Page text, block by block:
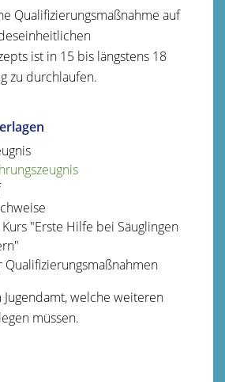
Qualifizierungsmaßnahme auf
ist in 15 bis längstens 18
zu durchlaufen.
"Erste Hilfe bei Säuglingen
Qualifizierungsmaßnahmen
welche weiteren
müssen.